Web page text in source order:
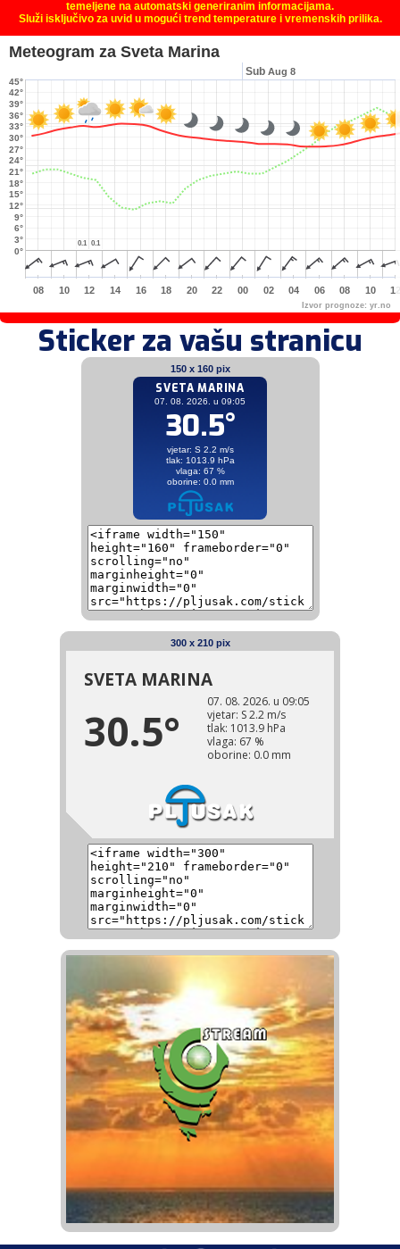
temeljene na automatski generiranim informacijama.
Služi isključivo za uvid u mogući trend temperature i vremenskih prilika.
Izvor prognoze: yr.no
Meteogram za Sveta Marina
0°
12°
24°
36°
3°
6°
9°
15°
18°
21°
27°
30°
33°
39°
42°
45°
0.1
0.1 0.1
0.1
08 10 12 14 16 18 20 22 00 02 04 06 08 10
Sub Aug 8
Sticker za vašu stranicu
150 x 160 pix
300 x 210 pix